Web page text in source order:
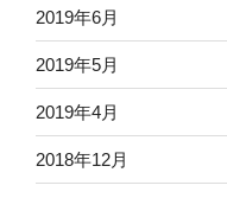
2019年6月
2019年5月
2019年4月
2018年12月